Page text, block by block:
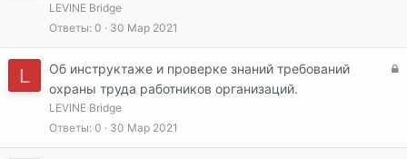
а
LEVINE Bridge
Ответы 0 30 Мар 2021
L
З
Об инструктаже и проверке знаний требований
охраны труда работников организаций.
LEVINE Bridge
Ответы 0 30 Мар 2021